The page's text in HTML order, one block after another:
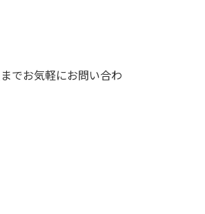
までお気軽にお問い合わ